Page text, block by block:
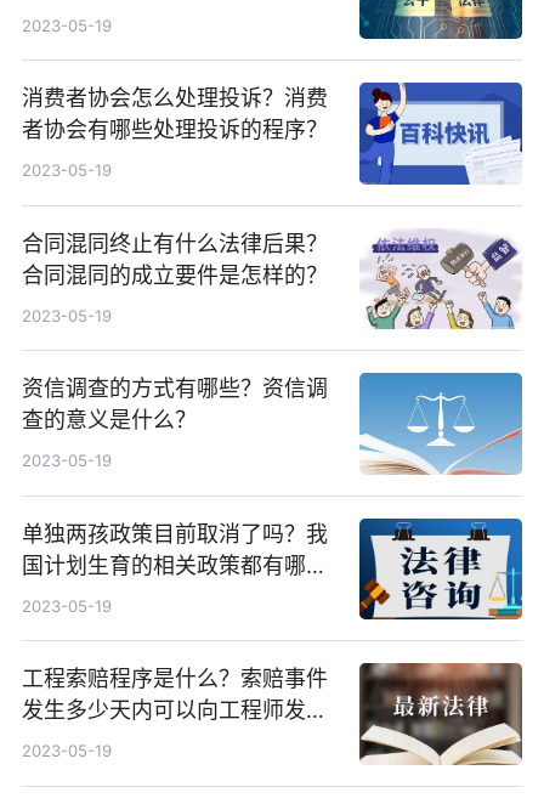
2023-05-19
消费者协会怎么处理投诉？消费
者协会有哪些处理投诉的程序？
2023-05-19
合同混同终止有什么法律后果？
合同混同的成立要件是怎样的？
2023-05-19
资信调查的方式有哪些？资信调
查的意义是什么？
2023-05-19
单独两孩政策目前取消了吗？我
国计划生育的相关政策都有哪
些？
2023-05-19
工程索赔程序是什么？索赔事件
发生多少天内可以向工程师发出
索赔意向通知？
2023-05-19